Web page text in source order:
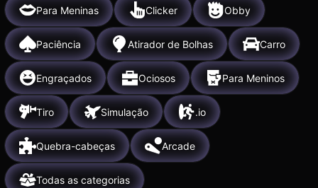
Para Meninas Clicker Obby
Paciência Atirador de Bolhas Carro
Engraçados Ociosos Para Meninos
Tiro Simulação .io
Quebra-cabeças Arcade
Todas as categorias